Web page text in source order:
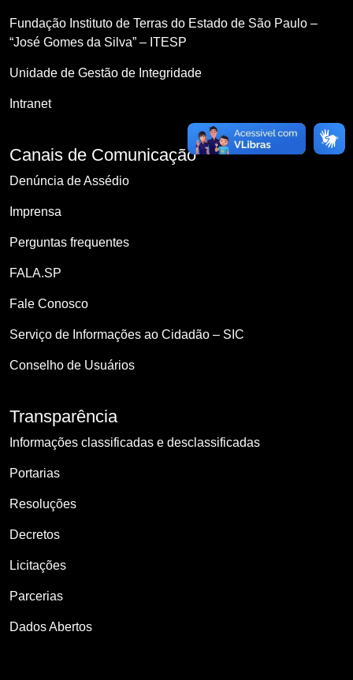
Fundação Instituto de Terras do Estado de São Paulo –
“José Gomes da Silva” – ITESP
Unidade de Gestão de Integridade
Intranet
Canais de Comunicação
Denúncia de Assédio
Imprensa
Perguntas frequentes
FALA.SP
Fale Conosco
Serviço de Informações ao Cidadão – SIC
Conselho de Usuários
Transparência
Informações classificadas e desclassificadas
Portarias
Resoluções
Decretos
Licitações
Parcerias
Dados Abertos